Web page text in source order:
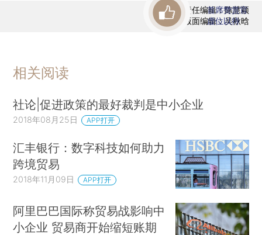
责任编辑：陈慧颖
版面编辑：吴秋晗
首席赞赏官
虚位以待
相关阅读
社论|促进政策的最好裁判是中小企业
2018年08月25日 APP打开
汇丰银行：数字科技如何助力
跨境贸易
2018年11月09日 APP打开
阿里巴巴国际称贸易战影响中
小企业 贸易商开始缩短账期